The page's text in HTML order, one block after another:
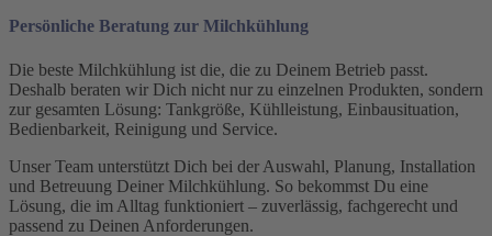
Persönliche Beratung zur Milchkühlung
Die beste Milchkühlung ist die, die zu Deinem Betrieb passt.
Deshalb beraten wir Dich nicht nur zu einzelnen Produkten, sondern
zur gesamten Lösung: Tankgröße, Kühlleistung, Einbausituation,
Bedienbarkeit, Reinigung und Service.
Unser Team unterstützt Dich bei der Auswahl, Planung, Installation
und Betreuung Deiner Milchkühlung. So bekommst Du eine
Lösung, die im Alltag funktioniert – zuverlässig, fachgerecht und
passend zu Deinen Anforderungen.